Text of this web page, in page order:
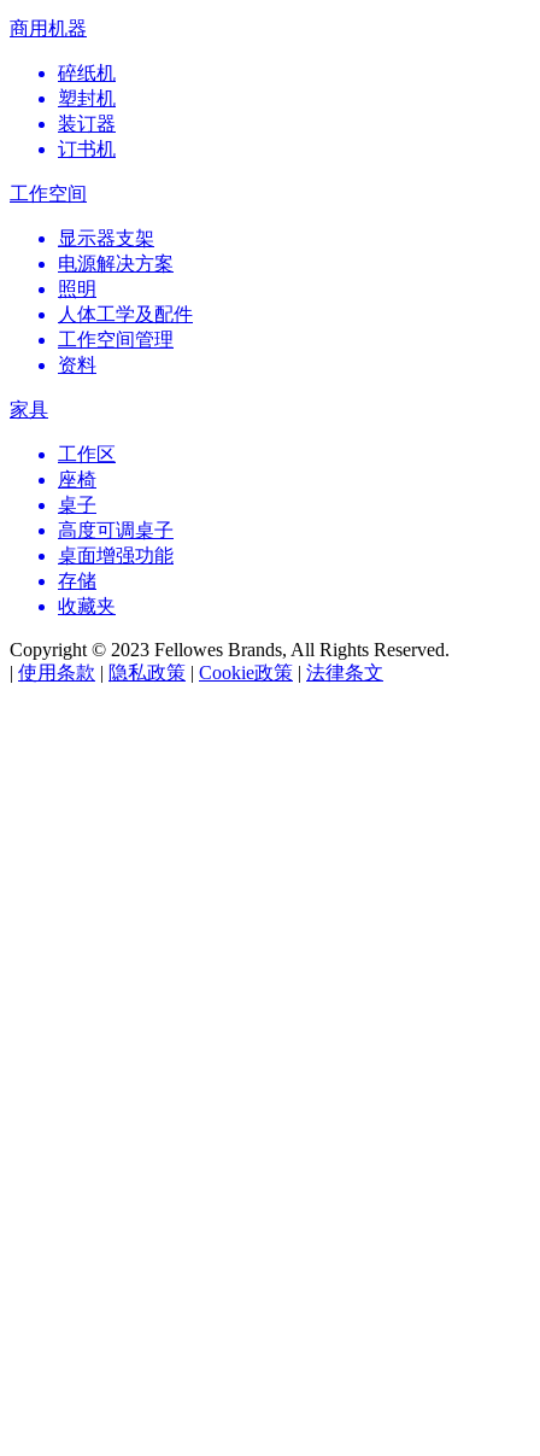
商用机器
碎纸机
塑封机
装订器
订书机
工作空间
显示器支架
电源解决方案
照明
人体工学及配件
工作空间管理
资料
家具
工作区
座椅
桌子
高度可调桌子
桌面增强功能
存储
收藏夹
Copyright © 2023 Fellowes Brands, All Rights Reserved.
| 使用条款 | 隐私政策 | Cookie政策 | 法律条文